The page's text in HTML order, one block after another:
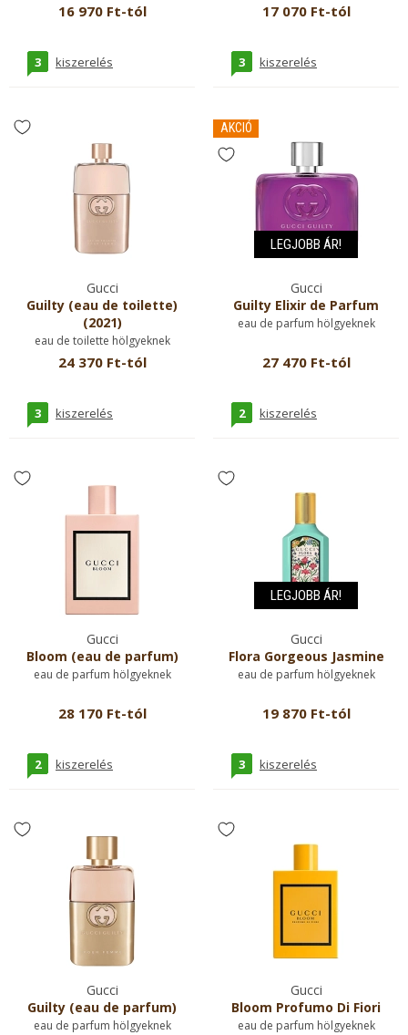
16 970 Ft-tól
3 kiszerelés
17 070 Ft-tól
3 kiszerelés
Gucci
Guilty (eau de toilette)
(2021)
eau de toilette hölgyeknek
24 370 Ft-tól
3 kiszerelés
AKCIÓ
Gucci
Guilty Elixir de Parfum
eau de parfum hölgyeknek
27 470 Ft-tól
2 kiszerelés
LEGJOBB ÁR!
Gucci
Bloom (eau de parfum)
eau de parfum hölgyeknek
28 170 Ft-tól
2 kiszerelés
Gucci
Flora Gorgeous Jasmine
eau de parfum hölgyeknek
19 870 Ft-tól
3 kiszerelés
LEGJOBB ÁR!
Gucci
Guilty (eau de parfum)
eau de parfum hölgyeknek
Gucci
Bloom Profumo Di Fiori
eau de parfum hölgyeknek